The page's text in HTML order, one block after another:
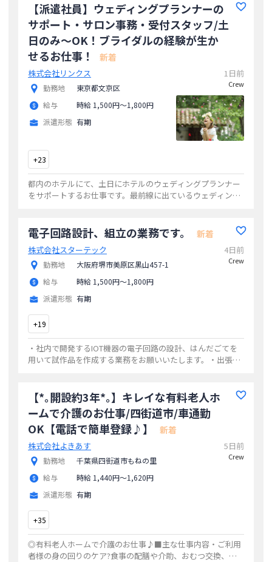
【派遣社員】ウェディングプランナーの
サポート・サロン事務・受付スタッフ/土
日のみ〜OK！ブライダルの経験が生か
せるお仕事！
新着
株式会社リンクス
勤務地
東京都文京区
給与
時給 1,500円〜1,800円
派遣形態 有期
1日前
Crew
+23
都内のホテルにて、土日にホテルのウェディングプランナー
をサポートするお仕事です。最前線に出ているウェディング
電子回路設計、組立の業務です。 新着
株式会社スターテック
勤務地
大阪府堺市美原区黒山457-1
給与
時給 1,500円〜1,800円
派遣形態 有期
4日前
Crew
+19
・社内で開発するIOT機器の電子回路の設計、はんだごてを
用いて試作品を作成する業務をお願いいたします。・出張、
【*｡開設約3年*｡】キレイな有料老人ホ
ームで介護のお仕事/四街道市/車通勤
OK【電話で簡単登録♪】
新着
株式会社よきあす
勤務地
千葉県四街道市もねの里
給与
時給 1,440円〜1,620円
派遣形態 有期
5日前
Crew
+35
◎有料老人ホームで介護のお仕事♪■主な仕事内容・ご利用
者様の身の回りのケア?食事の配膳や介助、おむつ交換、入